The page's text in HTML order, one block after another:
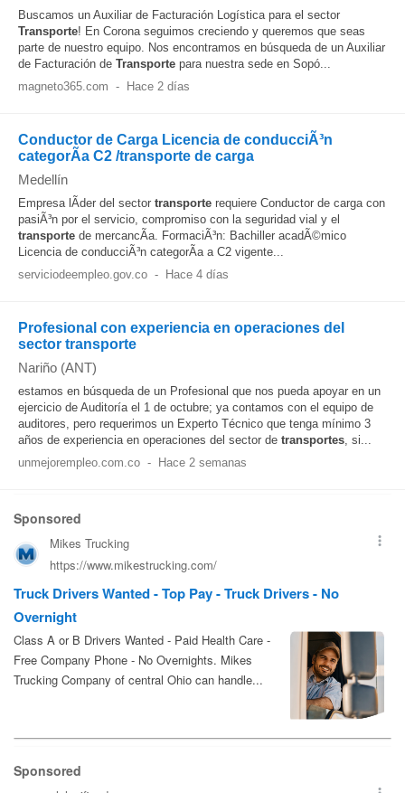
Buscamos un Auxiliar de Facturación Logística para el sector
Transporte! En Corona seguimos creciendo y queremos que seas
parte de nuestro equipo. Nos encontramos en búsqueda de un Auxiliar
de Facturación de Transporte para nuestra sede en Sopó...
magneto365.com - Hace 2 días
Conductor de Carga Licencia de conducciÃ³n
categorÃ­a C2 /transporte de carga
Medellín
Empresa lÃ­der del sector transporte requiere Conductor de carga con
pasiÃ³n por el servicio, compromiso con la seguridad vial y el
transporte de mercancÃ­a. FormaciÃ³n: Bachiller acadÃ©mico
Licencia de conducciÃ³n categorÃ­a a C2 vigente...
serviciodeempleo.gov.co - Hace 4 días
Profesional con experiencia en operaciones del
sector transporte
Nariño (ANT)
estamos en búsqueda de un Profesional que nos pueda apoyar en un
ejercicio de Auditoría el 1 de octubre; ya contamos con el equipo de
auditores, pero requerimos un Experto Técnico que tenga mínimo 3
años de experiencia en operaciones del sector de transportes, si...
unmejorempleo.com.co - Hace 2 semanas